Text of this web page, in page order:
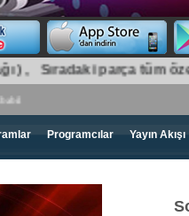
, Sıradaki parça tüm
Programcılar Yayın Akışı